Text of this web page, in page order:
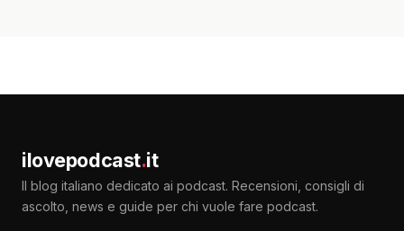
ilovepodcast.it
Il blog italiano dedicato ai podcast. Recensioni, consigli di
ascolto, news e guide per chi vuole fare podcast.